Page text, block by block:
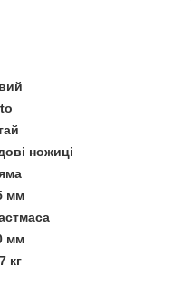
ножиці
мм
мм
кг